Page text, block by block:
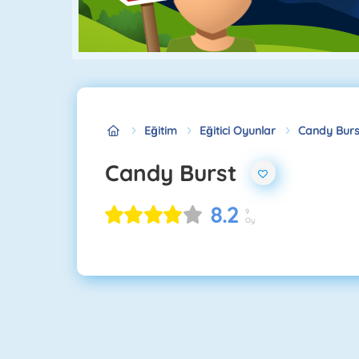
Eğitim Eğitici Oyunlar Candy
Candy Burst
8.2
9
Oy